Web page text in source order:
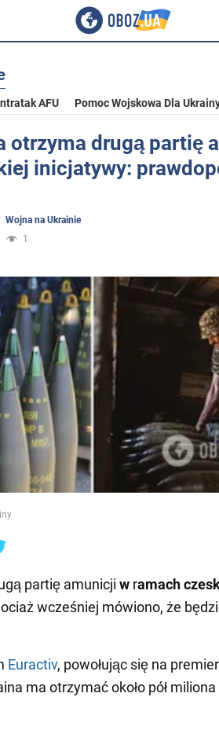
AFU Pomoc Wojskowa Dla
otrzyma drugą partię
inicjatywy:
Wojna na Ukrainie
1
partię amunicji w ramach
wcześniej mówiono, że
Euractiv, powołując się na
ma otrzymać około pół